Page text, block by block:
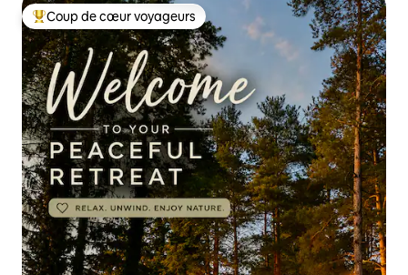
Coups de cœur voyageurs les plus appréciés
Coup de cœur voyageurs